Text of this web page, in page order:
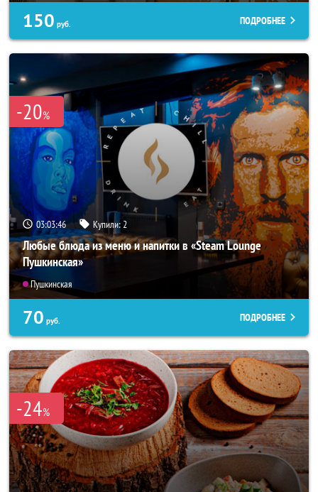
150 руб. ПОДРОБНЕЕ
-20%
03:03:42 Купили: 2
Любые блюда из меню и напитки в «Steam Lounge
Пушкинская»
Пушкинская
70 руб. ПОДРОБНЕЕ
-24%